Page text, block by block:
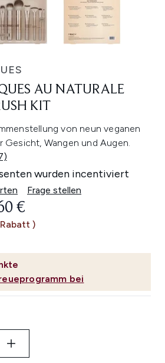
AU NATURALE
KIT
von neun veganen
Gesicht, Wangen und Augen.
wurden incentiviert
Frage stellen
bei
PREIS:
€
)